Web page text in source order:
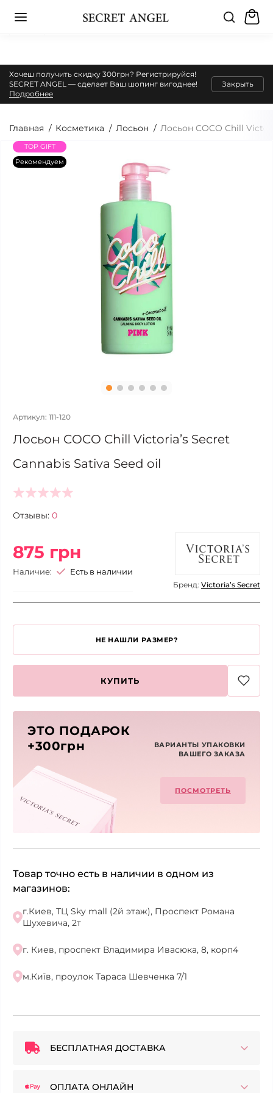
Хочеш получить скидку 300грн? Регистрируйся!
SECRET ANGEL — сделает Ваш шопинг вигоднее!
Подробнее
Закрыть
Главная Косметика Лосьон Лосьон COCO Chill
TOP GIFT
Рекомендуем
Артикул: 111-120
Лосьон COCO Chill Victoria’s Secret
Cannabis Sativa Seed oil
Отзывы: 0
875 грн
Наличие: Есть в наличии
Бренд: Victoria’s Secret
НЕ НАШЛИ РАЗМЕР?
КУПИТЬ
ЭТО ПОДАРОК
+300грн
ВАРИАНТЫ УПАКОВКИ
ВАШЕГО ЗАКАЗА
ПОСМОТРЕТЬ
Товар точно есть в наличии в одном из
магазинов:
г.Киев, ТЦ Sky mall (2й этаж), Проспект Романа
Шухевича, 2т
г. Киев, проспект Владимира Ивасюка, 8, корп4
м.Київ, проулок Тараса Шевченка 7/1
БЕСПЛАТНАЯ ДОСТАВКА
ОПЛАТА ОНЛАЙН